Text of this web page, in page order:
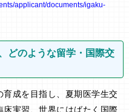
applicant/documents/igaku-
どのような留学・国際交
成を目指し、夏期医学生交
実習、世界にはばたく国際